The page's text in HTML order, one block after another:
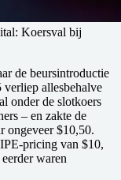
Koersval bij
de beursintroductie
allesbehalve
onder de slotkoers
– en zakte de
ongeveer $10,50.
pricing van $10,
waren